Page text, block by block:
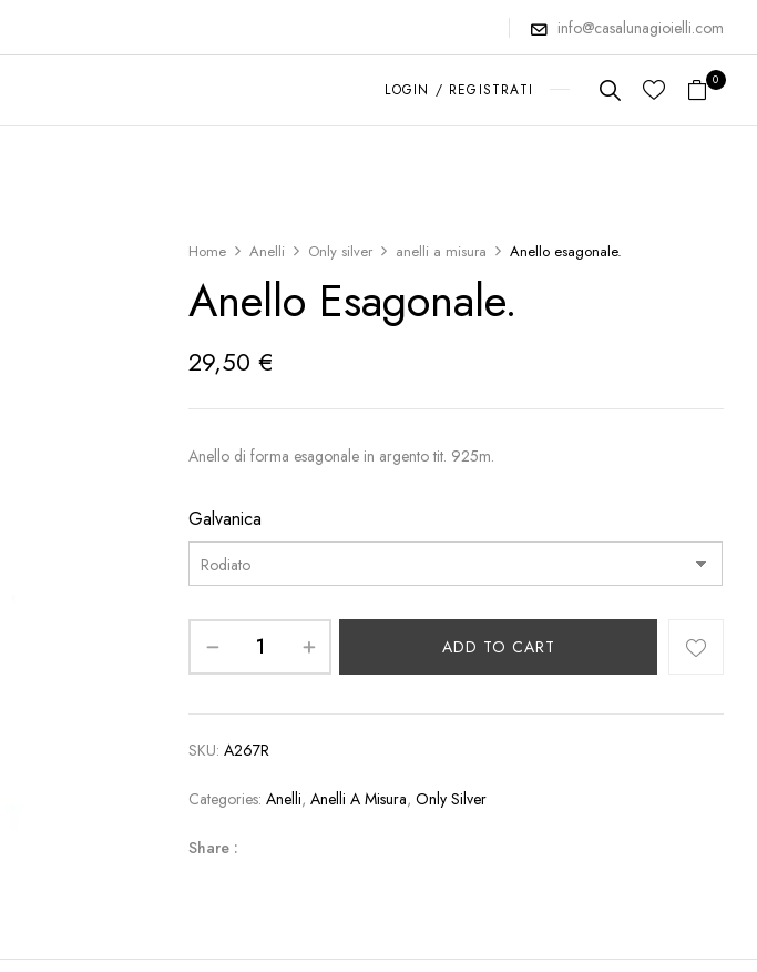
info@casalunagioielli.com
LOGIN / REGISTRATI
0
Home Anelli Only silver anelli a misura Anello esagonale.
Anello Esagonale.
29,50€
Anello di forma esagonale in argento tit. 925m.
Galvanica
ADD TO CART
SKU:A267R
Categories:Anelli,Anelli A Misura,Only Silver
Share :